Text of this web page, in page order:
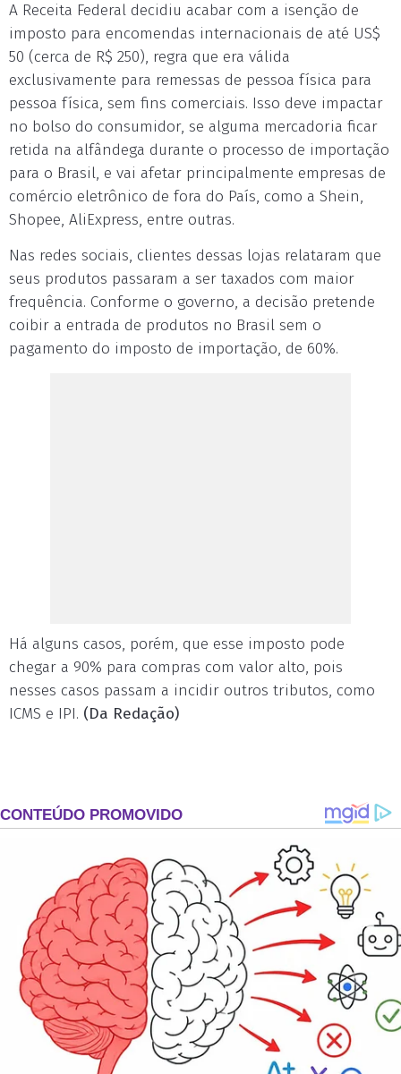
A Receita Federal decidiu acabar com a isenção de
imposto para encomendas internacionais de até US$
50 (cerca de R$ 250), regra que era válida
exclusivamente para remessas de pessoa física para
pessoa física, sem fins comerciais. Isso deve impactar
no bolso do consumidor, se alguma mercadoria ficar
retida na alfândega durante o processo de importação
para o Brasil, e vai afetar principalmente empresas de
comércio eletrônico de fora do País, como a Shein,
Shopee, AliExpress, entre outras.
Nas redes sociais, clientes dessas lojas relataram que
seus produtos passaram a ser taxados com maior
frequência. Conforme o governo, a decisão pretende
coibir a entrada de produtos no Brasil sem o
pagamento do imposto de importação, de 60%.
Há alguns casos, porém, que esse imposto pode
chegar a 90% para compras com valor alto, pois
nesses casos passam a incidir outros tributos, como
ICMS e IPI. (Da Redação)